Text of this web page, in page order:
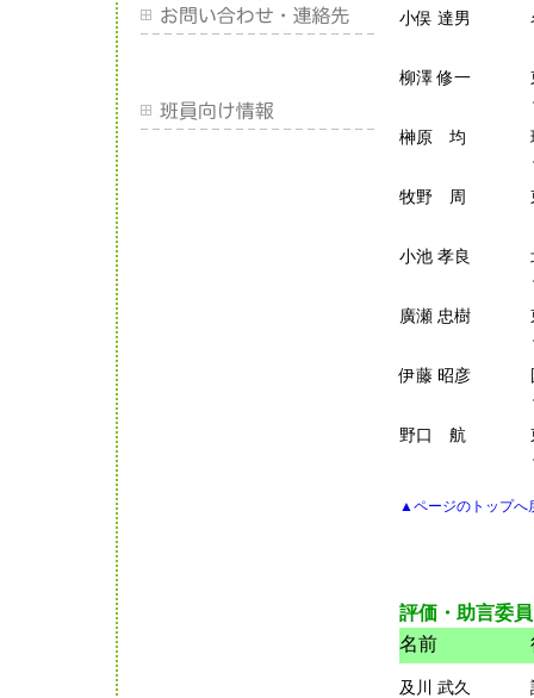
小俣 達男
柳澤 修一
榊原 均
牧野 周
小池 孝良
廣瀬 忠樹
伊藤 昭彦
野口 航
▲ページのトップへ
評価・助言委員
名前
及川 武久